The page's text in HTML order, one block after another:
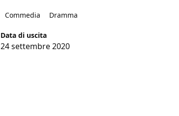
Commedia Dramma
Data di uscita
24 settembre 2020